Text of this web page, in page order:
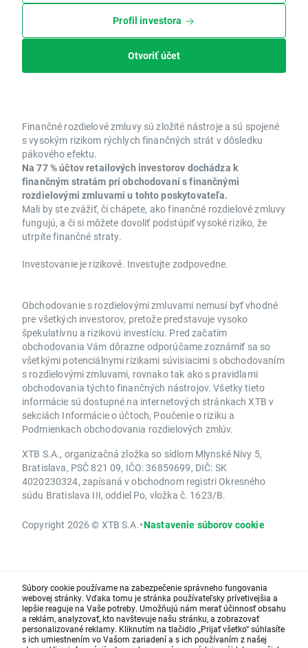
Profil investora
Otvoriť účet
Finančné rozdielové zmluvy sú zložité nástroje a sú spojené
s vysokým rizikom rýchlych finančných strát v dôsledku
pákového efektu.
Na 77 % účtov retailových investorov dochádza k
finančným stratám pri obchodovaní s finančnými
rozdielovými zmluvami u tohto poskytovateľa.
Mali by ste zvážiť, či chápete, ako finančné rozdielové zmluvy
fungujú, a či si môžete dovoliť podstúpiť vysoké riziko, že
utrpíte finančné straty.
Investovanie je rizikové. Investujte zodpovedne.
Obchodovanie s rozdielovými zmluvami nemusí byť vhodné
pre všetkých investorov, pretože predstavuje vysoko
špekulatívnu a rizikovú investíciu. Pred začatím
obchodovania Vám dôrazne odporúčame zoznámiť sa so
všetkými potenciálnymi rizikami súvisiacimi s obchodovaním
s rozdielovými zmluvami, rovnako tak ako s pravidlami
obchodovania týchto finančných nástrojov. Všetky tieto
informácie sú dostupné na internetových stránkach XTB v
sekciách Informácie o účtoch, Poučenie o riziku a
Podmienkach obchodovania rozdielových zmlúv.
XTB S.A., organizačná zložka so sídlom Mlynské Nivy 5,
Bratislava, PSČ 821 09, IČO: 36859699, DIČ: SK
4020230324, zapísaná v obchodnom registri Okresného
súdu Bratislava III, oddiel Po, vložka č. 1623/B.
Copyright 2026 © XTB S.A.•Nastavenie súborov cookie
Súbory cookie používame na zabezpečenie správneho fungovania
webovej stránky. Vďaka tomu je stránka používateľsky prívetivejšia a
lepšie reaguje na Vaše potreby. Umožňujú nám merať účinnosť obsahu
a reklám, analyzovať, kto navštevuje našu stránku, a zobrazovať
personalizované reklamy. Kliknutím na tlačidlo „Prijať všetko“ súhlasíte
s ich umiestnením vo Vašom zariadení a s ich používaním z našej